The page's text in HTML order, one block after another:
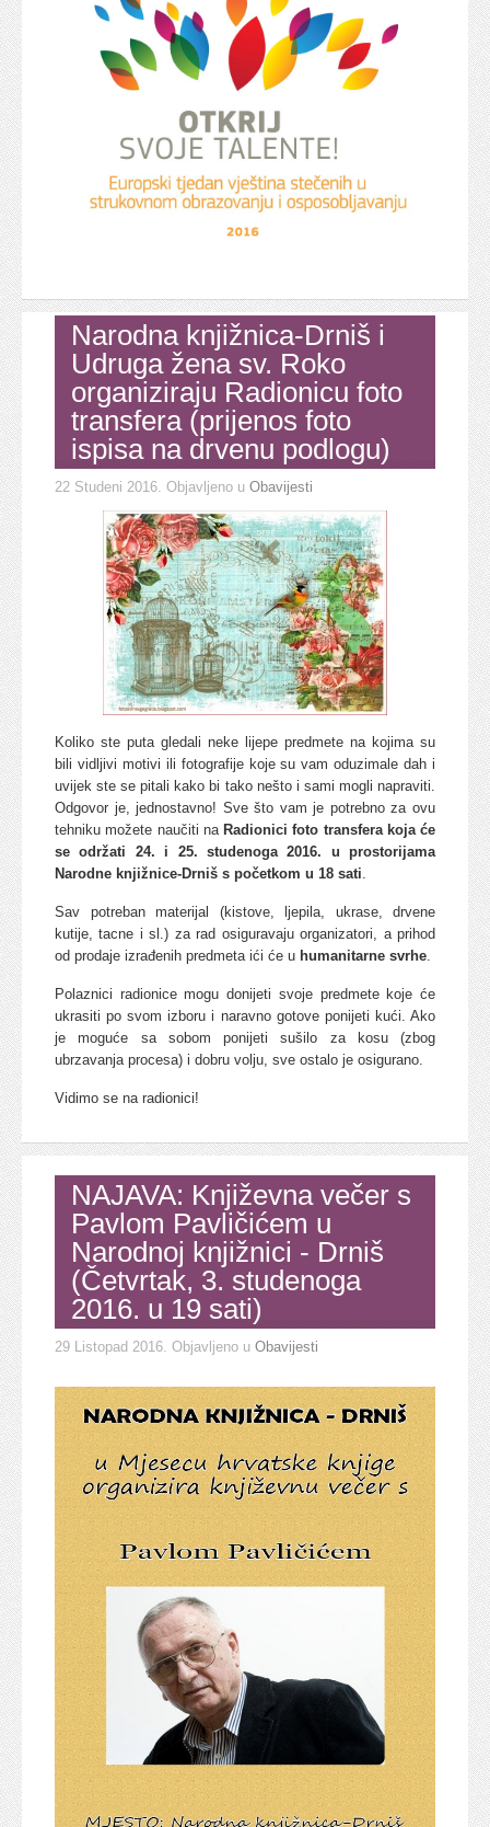
Narodna knjižnica-Drniš i
Udruga žena sv. Roko
organiziraju Radionicu foto
transfera (prijenos foto
ispisa na drvenu podlogu)
22 Studeni 2016. Objavljeno u Obavijesti
Koliko ste puta gledali neke lijepe predmete na kojima su
bili vidljivi motivi ili fotografije koje su vam oduzimale dah i
uvijek ste se pitali kako bi tako nešto i sami mogli napraviti.
Odgovor je, jednostavno! Sve što vam je potrebno za ovu
tehniku možete naučiti na Radionici foto transfera koja će
se održati 24. i 25. studenoga 2016. u prostorijama
Narodne knjižnice-Drniš s početkom u 18 sati.
Sav potreban materijal (kistove, ljepila, ukrase, drvene
kutije, tacne i sl.) za rad osiguravaju organizatori, a prihod
od prodaje izrađenih predmeta ići će u humanitarne svrhe.
Polaznici radionice mogu donijeti svoje predmete koje će
ukrasiti po svom izboru i naravno gotove ponijeti kući. Ako
je moguće sa sobom ponijeti sušilo za kosu (zbog
ubrzavanja procesa) i dobru volju, sve ostalo je osigurano.
Vidimo se na radionici!
NAJAVA: Književna večer s
Pavlom Pavličićem u
Narodnoj knjižnici - Drniš
(Četvrtak, 3. studenoga
2016. u 19 sati)
29 Listopad 2016. Objavljeno u Obavijesti